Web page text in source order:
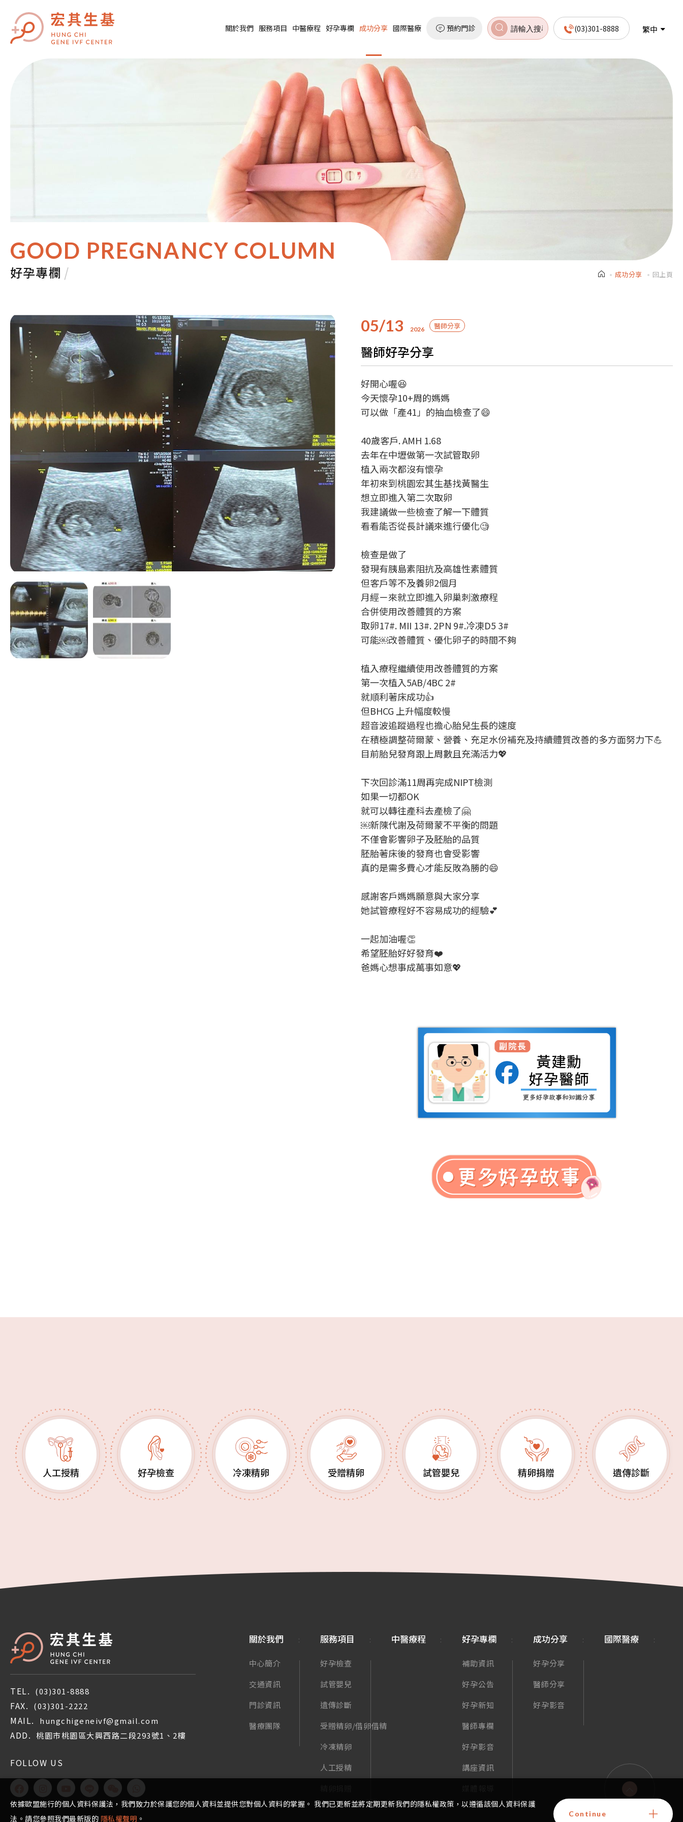
關於我們 服務項目 中醫療程 好孕專欄 成功分享 國際醫療 預約門診 (03)301-8888 繁中
成功分享 回上頁
GOOD PREGNANCY COLUMN
好孕專欄 /
05/13 2026 醫師分享
醫師好孕分享
好開心喔😆
今天懷孕10+周的媽媽
可以做「產41」的抽血檢查了😄
40歲客戶. AMH 1.68
去年在中壢做第一次試管取卵
植入兩次都沒有懷孕
年初來到桃園宏其生基找黃醫生
想立即進入第二次取卵
我建議做一些檢查了解一下體質
看看能否從長計議來進行優化🧐
檢查是做了
發現有胰島素阻抗及高雄性素體質
但客戶等不及養卵2個月
月經ㄧ來就立即進入卵巢刺激療程
合併使用改善體質的方案
取卵17#. MII 13#. 2PN 9#.冷凍D5 3#
可能￼改善體質、優化卵子的時間不夠
植入療程繼續使用改善體質的方案
第一次植入5AB/4BC 2#
就順利著床成功👍
但BHCG 上升幅度較慢
超音波追蹤過程也擔心胎兒生長的速度
在積極調整荷爾蒙、營養、充足水份補充及持續體質改善的多方面努力下💪
目前胎兒發育跟上周數且充滿活力💖
下次回診滿11周再完成NIPT檢測
如果一切都OK
就可以轉往產科去產檢了🤗
￼新陳代謝及荷爾蒙不平衡的問題
不僅會影響卵子及胚胎的品質
胚胎著床後的發育也會受影響
真的是需多費心才能反敗為勝的😄
感謝客戶媽媽願意與大家分享
她試管療程好不容易成功的經驗💕
一起加油喔👏
希望胚胎好好發育❤️
爸媽心想事成萬事如意💖
人工授精 好孕檢查 冷凍精卵 受贈精卵 試管嬰兒 精卵捐贈 遺傳診斷
TEL. (03)301-8888
FAX. (03)301-2222
MAIL. hungchigeneivf@gmail.com
ADD. 桃園市桃園區大興西路二段293號1、2樓
FOLLOW US
關於我們
中心簡介
交通資訊
門診資訊
醫療團隊
服務項目
好孕檢查
試管嬰兒
遺傳診斷
受贈精卵/借卵借精
冷凍精卵
人工授精
中醫療程 好孕專欄
補助資訊
好孕公告
好孕新知
醫師專欄
好孕影音
講座資訊
成功分享
好孕分享
醫師分享
好孕影音
國際醫療
依據歐盟施行的個人資料保護法，我們致力於保護您的個人資料並提供您對個人資料的掌握。 我們已更新並將定期更新我們的隱私權政策，以遵循該個人資料保護
法。請您參照我們最新版的 隱私權聲明 。 Continue